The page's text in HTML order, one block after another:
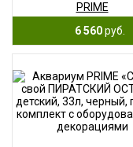
PRIME
6 560руб.